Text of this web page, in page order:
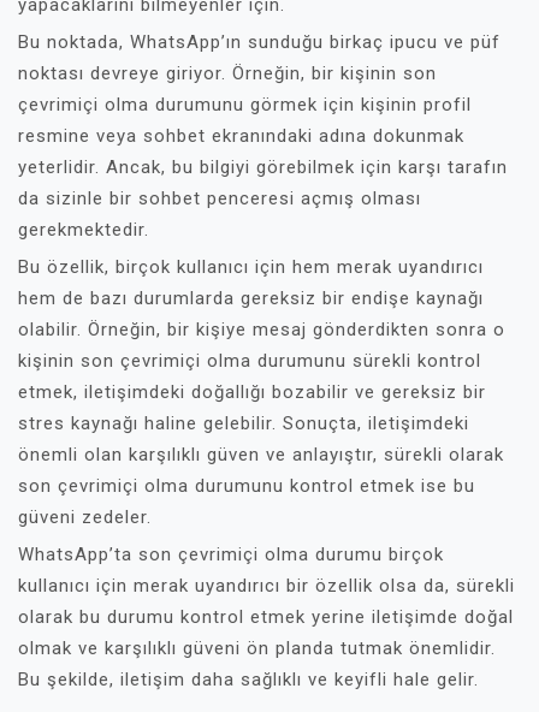
yapacaklarını bilmeyenler için.
Bu noktada, WhatsApp’ın sunduğu birkaç ipucu ve püf
noktası devreye giriyor. Örneğin, bir kişinin son
çevrimiçi olma durumunu görmek için kişinin profil
resmine veya sohbet ekranındaki adına dokunmak
yeterlidir. Ancak, bu bilgiyi görebilmek için karşı tarafın
da sizinle bir sohbet penceresi açmış olması
gerekmektedir.
Bu özellik, birçok kullanıcı için hem merak uyandırıcı
hem de bazı durumlarda gereksiz bir endişe kaynağı
olabilir. Örneğin, bir kişiye mesaj gönderdikten sonra o
kişinin son çevrimiçi olma durumunu sürekli kontrol
etmek, iletişimdeki doğallığı bozabilir ve gereksiz bir
stres kaynağı haline gelebilir. Sonuçta, iletişimdeki
önemli olan karşılıklı güven ve anlayıştır, sürekli olarak
son çevrimiçi olma durumunu kontrol etmek ise bu
güveni zedeler.
WhatsApp’ta son çevrimiçi olma durumu birçok
kullanıcı için merak uyandırıcı bir özellik olsa da, sürekli
olarak bu durumu kontrol etmek yerine iletişimde doğal
olmak ve karşılıklı güveni ön planda tutmak önemlidir.
Bu şekilde, iletişim daha sağlıklı ve keyifli hale gelir.